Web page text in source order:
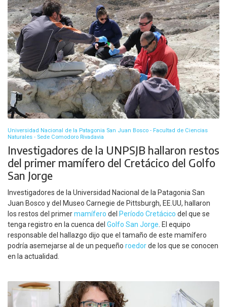
Universidad Nacional de la Patagonia San Juan Bosco - Facultad de Ciencias
Naturales - Sede Comodoro Rivadavia
Investigadores de la UNPSJB hallaron restos
del primer mamífero del Cretácico del Golfo
San Jorge
Investigadores de la Universidad Nacional de la Patagonia San
Juan Bosco y del Museo Carnegie de Pittsburgh, EE.UU, hallaron
los restos del primermamífero del Período Cretácico del que se
tenga registro en la cuenca del Golfo San Jorge . El equipo
responsable del hallazgo dijo que el tamaño de este mamífero
podría asemejarse al de un pequeño roedorde los que se conocen
en la actualidad.